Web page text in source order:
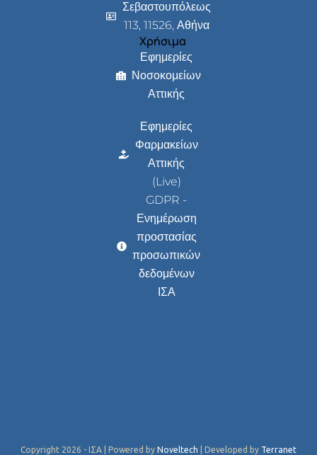
Σεβαστουπόλεως
113, 11526, Αθήνα
Χρήσιμα
Εφημερίες
Νοσοκομείων
Αττικής
Εφημερίες
Φαρμακείων
Αττικής
(Live)
GDPR -
Ενημέρωση
προστασίας
προσωπικών
δεδομένων
ΙΣΑ
Copyright 2026 - ΙΣΑ | Powered by Noveltech | Developed by Terranet